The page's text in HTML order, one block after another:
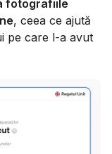
fotografiile
, ceea ce ajută
pe care l-a avut